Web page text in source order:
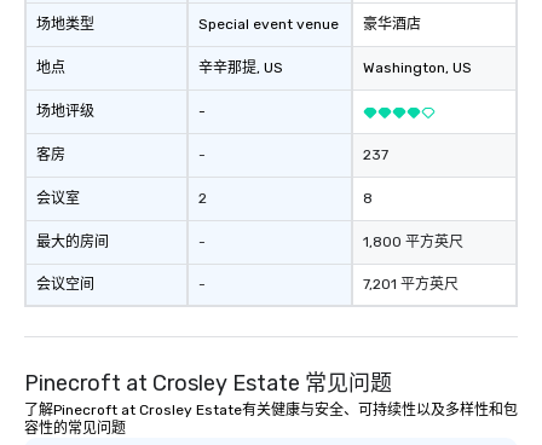
场地类型
地点
场地评级
客房
会议室
最大的房间
会议空间
Special event venue
辛辛那提, US
-
-
2
-
-
豪华酒店
Washington, US
237
8
1,800 平方英尺
7,201 平方英尺
Pinecroft at Crosley Estate 常见问题
了解Pinecroft at Crosley Estate有关健康与安全、可持续性以及多样性和包
容性的常见问题